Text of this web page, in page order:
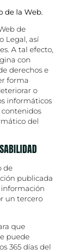
de la Web.
de
Legal, así
A tal efecto,
con
derechos e
forma
o
informáticos
contenidos
del
de
publicada
un tercero
que
puede
365 días del